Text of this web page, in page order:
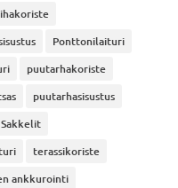
Ponttonilaituri
puutarhakoriste
puutarhasisustus
Sakkelit
terassikoriste
ankkurointi